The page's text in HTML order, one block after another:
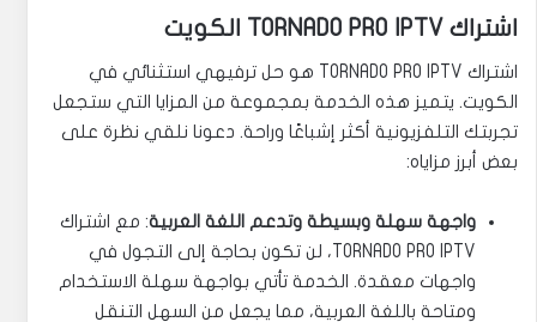
اشتراك TORNADO PRO IPTV الكويت
اشتراك TORNADO PRO IPTV هو حل ترفيهي استثنائي في
الكويت. يتميز هذه الخدمة بمجموعة من المزايا التي ستجعل
تجربتك التلفزيونية أكثر إشباعًا وراحة. دعونا نلقي نظرة على
بعض أبرز مزاياه:
واجهة سهلة وبسيطة وتدعم اللغة العربية: مع اشتراك
TORNADO PRO IPTV، لن تكون بحاجة إلى التجول في
واجهات معقدة. الخدمة تأتي بواجهة سهلة الاستخدام
ومتاحة باللغة العربية، مما يجعل من السهل التنقل